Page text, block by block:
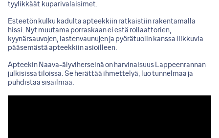
tyylikkäät kuparivalaisimet.
Esteetön kulku kadulta apteekkiin ratkaistiin rakentamalla
hissi. Nyt muutama porraskaan ei estä rollaattorien,
kyynärsauvojen, lastenvaunujen ja pyörätuolin kanssa liikkuvia
pääsemästä apteekkiin asioilleen.
Apteekin Naava-älyviherseinä on harvinaisuus Lappeenrannan
julkisissa tiloissa. Se herättää ihmettelyä, luo tunnelmaa ja
puhdistaa sisäilmaa.